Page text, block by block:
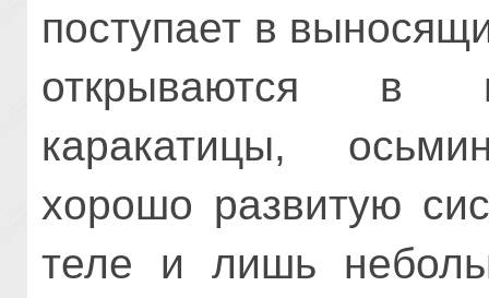
поступает в
открываются в
каракатицы,
хорошо развитую
теле и лишь